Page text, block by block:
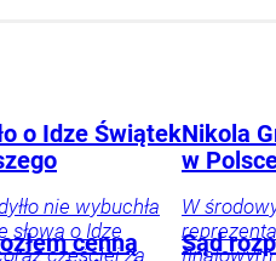
o Idze Świątek
nie wybuchła
słowa o Idze
częściej za
Nikola
w
W
cenną
Sąd